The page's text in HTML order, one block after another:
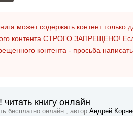
может содержать контент
контента СТРОГО ЗАПРЕЩЕНО!
контента - просьба
книгу онлайн
бесплатно онлайн , автор Андрей